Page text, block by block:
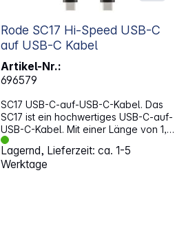
Rode SC17 Hi-Speed USB-C
auf USB-C Kabel
Artikel-Nr.:
696579
SC17 USB-C-auf-USB-C-Kabel. Das
SC17 ist ein hochwertiges USB-C-auf-
USB-C-Kabel. Mit einer Länge von 1,5
Metern ist es ideal, um USB-C-Geräte
wie den NT-USB
Mini oder RØDECaster Pro an Geräte
Lagernd, Lieferzeit: ca. 1-5
Werktage